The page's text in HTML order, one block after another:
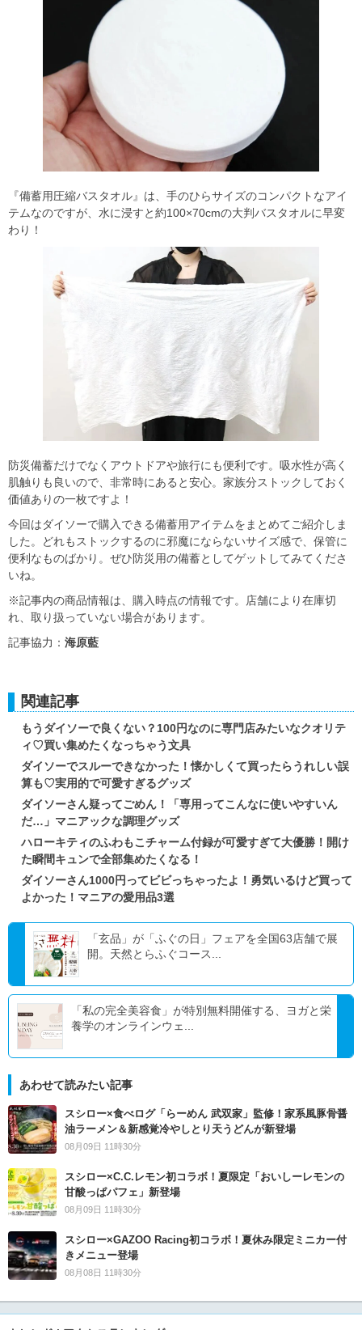
『備蓄用圧縮バスタオル』は、手のひらサイズのコンパクトなアイ
テムなのですが、水に浸すと約100×70cmの大判バスタオルに早変
わり！
防災備蓄だけでなくアウトドアや旅行にも便利です。吸水性が高く
肌触りも良いので、非常時にあると安心。家族分ストックしておく
価値ありの一枚ですよ！
今回はダイソーで購入できる備蓄用アイテムをまとめてご紹介しま
した。どれもストックするのに邪魔にならないサイズ感で、保管に
便利なものばかり。ぜひ防災用の備蓄としてゲットしてみてくださ
いね。
※記事内の商品情報は、購入時点の情報です。店舗により在庫切
れ、取り扱っていない場合があります。
記事協力： 海原藍
関連記事
もうダイソーで良くない？100円なのに専門店みたいなクオリテ
ィ♡買い集めたくなっちゃう文具
ダイソーでスルーできなかった！懐かしくて買ったらうれしい誤
算も♡実用的で可愛すぎるグッズ
ダイソーさん疑ってごめん！「専用ってこんなに使いやすいん
だ…」マニアックな調理グッズ
ハローキティのふわもこチャーム付録が可愛すぎて大優勝！開け
た瞬間キュンで全部集めたくなる！
ダイソーさん1000円ってビビっちゃったよ！勇気いるけど買って
よかった！マニアの愛用品3選
「玄品」が「ふぐの日」フェアを全国63店舗で展
開。天然とらふぐコース...
「私の完全美容食」が特別無料開催する、ヨガと栄
養学のオンラインウェ...
あわせて読みたい記事
スシロー×食べログ「らーめん 武双家」監修！家系風豚骨醤
油ラーメン＆新感覚冷やしとり天うどんが新登場
08月09日 11時30分
スシロー×C.C.レモン初コラボ！夏限定「おいしーレモンの
甘酸っぱパフェ」新登場
08月09日 11時30分
スシロー×GAZOO Racing初コラボ！夏休み限定ミニカー付
きメニュー登場
08月08日 11時30分